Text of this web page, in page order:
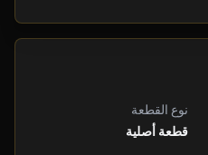
نوع القطعة
قطعة أصلية